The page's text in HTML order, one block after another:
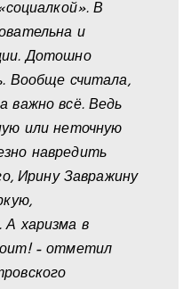
В
и
Дотошно
Вообще считала,
важно всё. Ведь
или неточную
навредить
Ирину Завражину
А харизма в
– отметил